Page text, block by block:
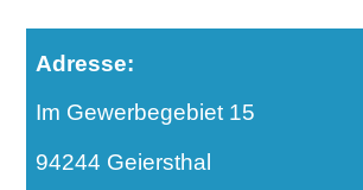
Adresse:
Im Gewerbegebiet 15
94244 Geiersthal